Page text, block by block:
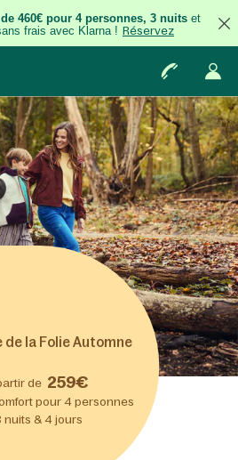
460€ pour 4 personnes, 3 nuits et
frais avec Klarna ! Réservez
de la Folie Automne
de 259€
pour 4 personnes
nuits & 4 jours